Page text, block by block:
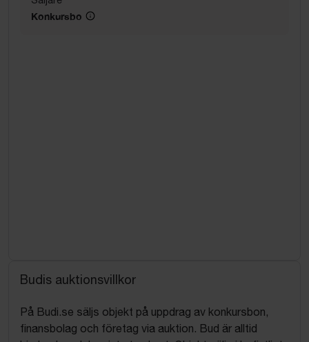
Konkursbo
Budis auktionsvillkor
På Budi.se säljs objekt på uppdrag av konkursbon,
finansbolag och företag via auktion. Bud är alltid